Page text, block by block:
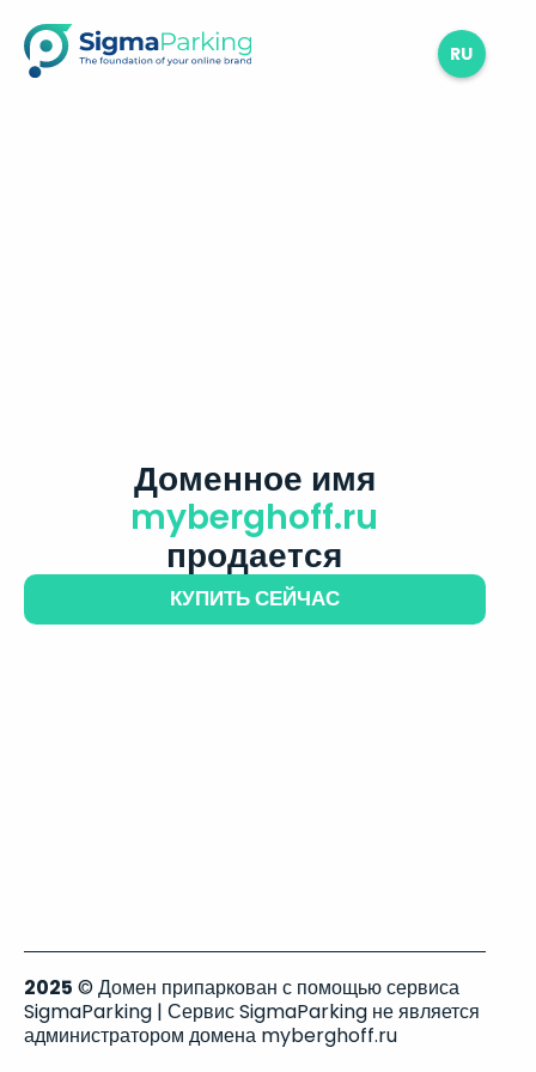
RU
Доменное имя
myberghoff.ru
продается
КУПИТЬ СЕЙЧАС
2025 © Домен припаркован с помощью сервиса
SigmaParking | Сервис SigmaParking не является
администратором домена myberghoff.ru